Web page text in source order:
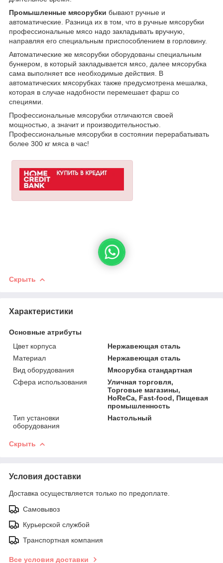
Промышленные мясорубки бывают ручные и
автоматические. Разница их в том, что в ручные мясорубки
профессиональные мясо надо закладывать вручную,
направляя его специальным приспособлением в горловину.
Автоматические же мясорубки оборудованы специальным
бункером, в который закладывается мясо, далее мясорубка
сама выполняет все необходимые действия. В
автоматических мясорубках также предусмотрена мешалка,
которая в случае надобности перемешает фарш со
специями.
Профессиональные мясорубки отличаются своей
мощностью, а значит и производительностью.
Профессиональные мясорубки в состоянии перерабатывать
более 300 кг мяса в час!
Скрыть
Характеристики
Основные атрибуты
Цвет корпуса
Нержавеющая сталь
Материал
Нержавеющая сталь
Вид оборудования
Мясорубка стандартная
Сфера использования
Уличная торговля,
Торговые магазины,
HoReCa, Fast-food, Пищевая
промышленность
Тип установки
оборудования
Настольный
Скрыть
Условия доставки
Доставка осуществляется только по предоплате.
Самовывоз
Курьерской службой
Транспортная компания
Все условия доставки